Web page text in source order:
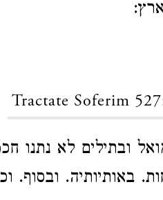
Tractate Soferim
ובתילים לא נתנו
ובסוף.